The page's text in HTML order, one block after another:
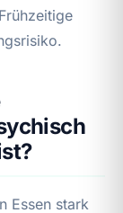
Essen stark